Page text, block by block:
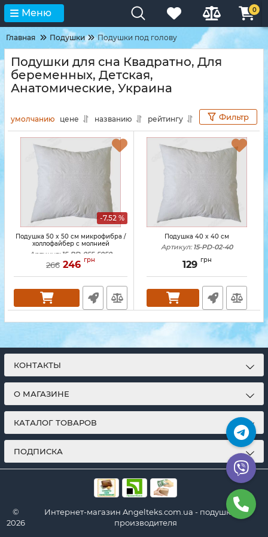
Меню 0
Главная Подушки Подушки под голову
Подушки для сна Квадратно, Для
беременных, Детская,
Анатомические, Украина
умолчанию цене названию рейтингу Фильтр
-7.52 %
Подушка 50 x 50 см микрофибра /
холлофайбер с молнией
Артикул: 15-PD-055-5050
266 246 грн
Подушка 40 x 40 см
Артикул: 15-PD-02-40
129 грн
КОНТАКТЫ
О МАГАЗИНЕ
КАТАЛОГ ТОВАРОВ
ПОДПИСКА
©
2026
Интернет-магазин Angelteks.com.ua - подушки от
производителя